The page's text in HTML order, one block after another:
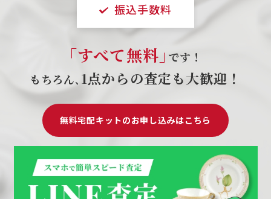
振込手数料
｢すべて無料｣ です！
もちろん､ 1点からの査定も大歓迎！
無料宅配キットのお申し込みはこちら